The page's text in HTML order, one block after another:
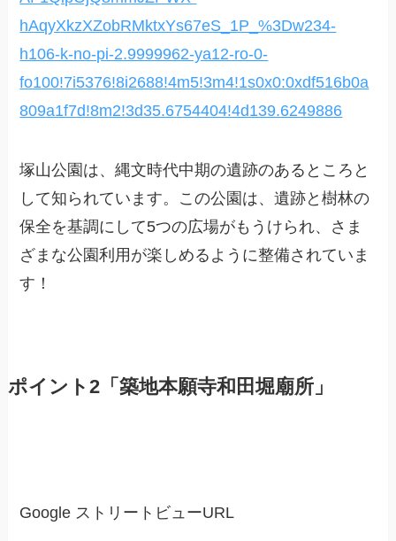
hAqyXkzXZobRMktxYs67eS_1P_%3Dw234-
h106-k-no-pi-2.9999962-ya12-ro-0-
fo100!7i5376!8i2688!4m5!3m4!1s0x0:0xdf516b0a
809a1f7d!8m2!3d35.6754404!4d139.6249886
塚山公園は、縄文時代中期の遺跡のあるところと
して知られています。この公園は、遺跡と樹林の
保全を基調にして5つの広場がもうけられ、さま
ざまな公園利用が楽しめるように整備されていま
す！
ポイント2「築地本願寺和田堀廟所」
Google ストリートビューURL